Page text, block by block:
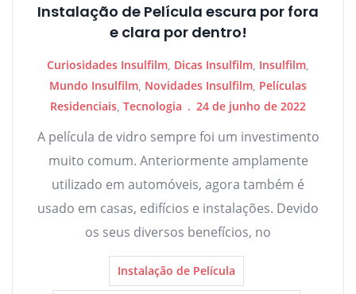
Instalação de Película escura por fora
e clara por dentro!
Curiosidades Insulfilm, Dicas Insulfilm, Insulfilm,
Mundo Insulfilm, Novidades Insulfilm, Películas
Residenciais, Tecnologia 24 de junho de 2022
A película de vidro sempre foi um investimento
muito comum. Anteriormente amplamente
utilizado em automóveis, agora também é
usado em casas, edifícios e instalações. Devido
os seus diversos benefícios, no
Instalação de Película